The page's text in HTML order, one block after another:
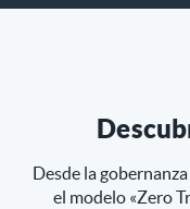
Desde la
el modelo «Zero